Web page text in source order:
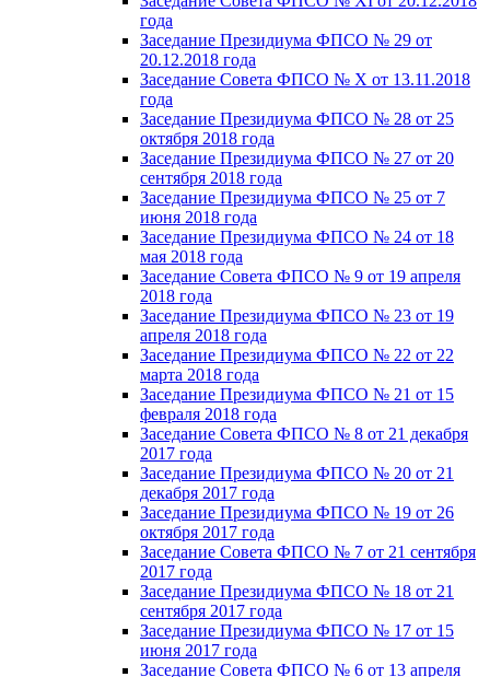
года
Заседание Президиума ФПСО № 29 от
20.12.2018 года
Заседание Совета ФПСО № X от 13.11.2018
года
Заседание Президиума ФПСО № 28 от 25
октября 2018 года
Заседание Президиума ФПСО № 27 от 20
сентября 2018 года
Заседание Президиума ФПСО № 25 от 7
июня 2018 года
Заседание Президиума ФПСО № 24 от 18
мая 2018 года
Заседание Совета ФПСО № 9 от 19 апреля
2018 года
Заседание Президиума ФПСО № 23 от 19
апреля 2018 года
Заседание Президиума ФПСО № 22 от 22
марта 2018 года
Заседание Президиума ФПСО № 21 от 15
февраля 2018 года
Заседание Совета ФПСО № 8 от 21 декабря
2017 года
Заседание Президиума ФПСО № 20 от 21
декабря 2017 года
Заседание Президиума ФПСО № 19 от 26
октября 2017 года
Заседание Совета ФПСО № 7 от 21 сентября
2017 года
Заседание Президиума ФПСО № 18 от 21
сентября 2017 года
Заседание Президиума ФПСО № 17 от 15
июня 2017 года
Заседание Совета ФПСО № 6 от 13 апреля